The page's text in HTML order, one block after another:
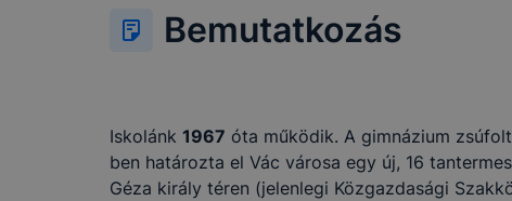
Bemutatkozás
Iskolánk 1967 óta működik. A gimnázium
ben határozta el Vác városa egy új, 16
Géza király téren (jelenlegi Közgazdasági